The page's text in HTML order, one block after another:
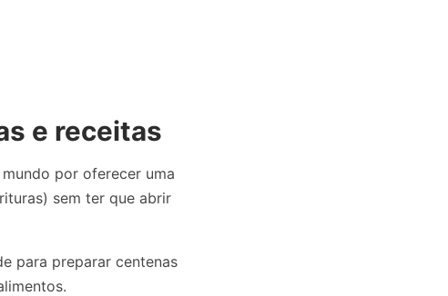
e receitas
por oferecer uma
sem ter que abrir
para preparar centenas